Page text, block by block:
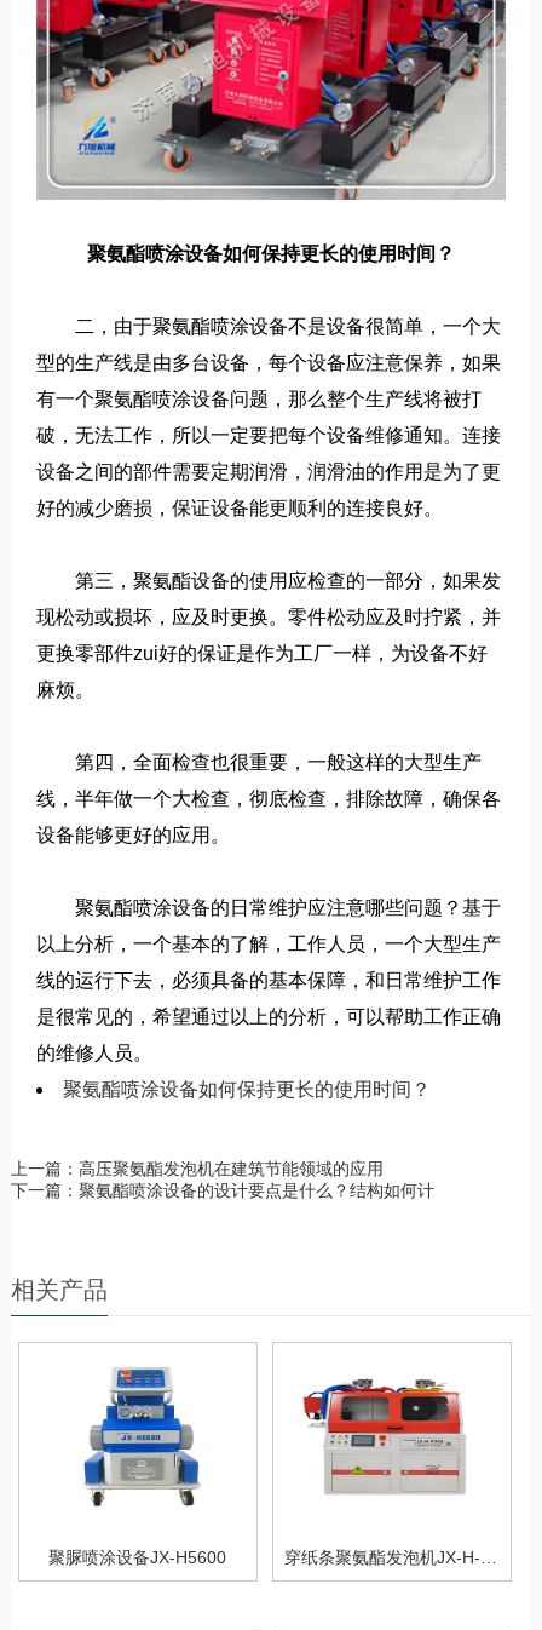
聚氨酯喷涂设备如何保持更长的使用时间？
二，由于聚氨酯喷涂设备不是设备很简单，一个大
型的生产线是由多台设备，每个设备应注意保养，如果
有一个聚氨酯喷涂设备问题，那么整个生产线将被打
破，无法工作，所以一定要把每个设备维修通知。连接
设备之间的部件需要定期润滑，润滑油的作用是为了更
好的减少磨损，保证设备能更顺利的连接良好。
第三，聚氨酯设备的使用应检查的一部分，如果发
现松动或损坏，应及时更换。零件松动应及时拧紧，并
更换零部件zui好的保证是作为工厂一样，为设备不好
麻烦。
第四，全面检查也很重要，一般这样的大型生产
线，半年做一个大检查，彻底检查，排除故障，确保各
设备能够更好的应用。
聚氨酯喷涂设备的日常维护应注意哪些问题？基于
以上分析，一个基本的了解，工作人员，一个大型生产
线的运行下去，必须具备的基本保障，和日常维护工作
是很常见的，希望通过以上的分析，可以帮助工作正确
的维修人员。
聚氨酯喷涂设备如何保持更长的使用时间？
上一篇：高压聚氨酯发泡机在建筑节能领域的应用
下一篇：聚氨酯喷涂设备的设计要点是什么？结构如何计
相关产品
聚脲喷涂设备JX-H5600